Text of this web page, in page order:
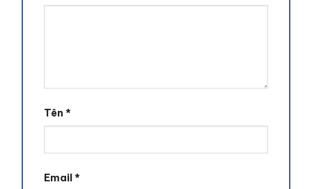
Tên *
Email*